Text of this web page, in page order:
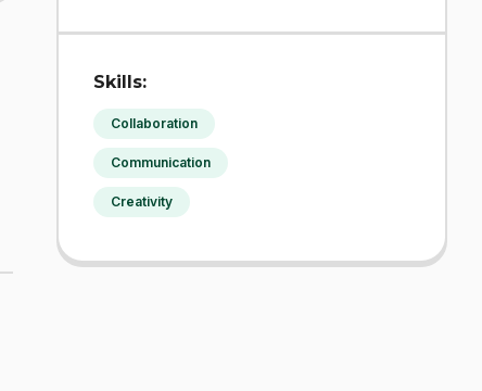
Skills:
Collaboration
Communication
Creativity